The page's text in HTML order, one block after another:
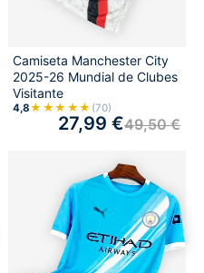
Camiseta Manchester City
2025-26 Mundial de Clubes
Visitante
4,8★★★★★ (70)
49,50€
27,99 €